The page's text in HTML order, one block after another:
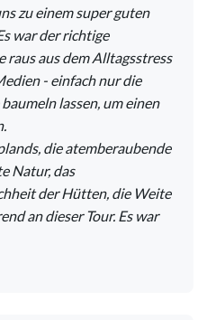
zu einem super guten
war der richtige
raus aus dem Alltagsstress
- einfach nur die
lassen, um einen
die atemberaubende
Natur, das
der Hütten, die Weite
an dieser Tour. Es war